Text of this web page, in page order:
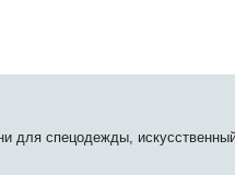
для спецодежды,